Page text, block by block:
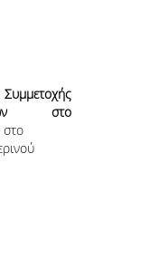
ΚΑΙ
στο
2026-
στο